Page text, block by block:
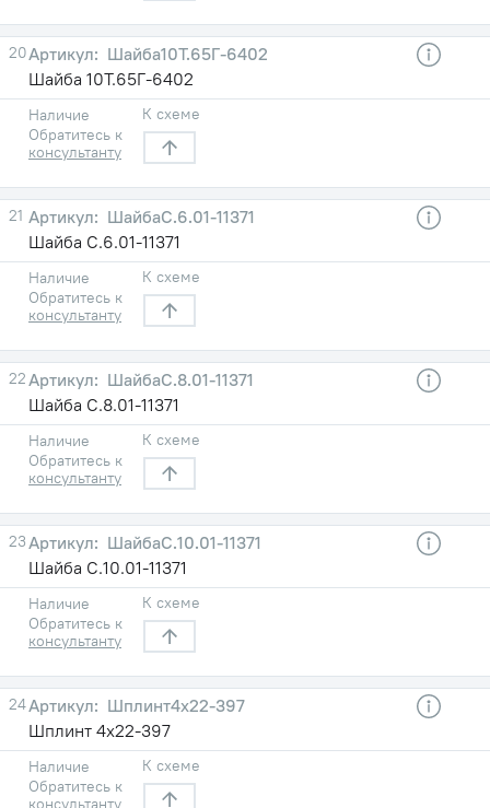
20
Шайба10Т.65Г-6402
Шайба 10Т.65Г-6402
Наличие
Обратитесь к
консультанту
К схеме
21
ШайбаС.6.01-11371
Шайба С.6.01-11371
Наличие
Обратитесь к
консультанту
К схеме
22
ШайбаС.8.01-11371
Шайба С.8.01-11371
Наличие
Обратитесь к
консультанту
К схеме
23
ШайбаС.10.01-11371
Шайба С.10.01-11371
Наличие
Обратитесь к
консультанту
К схеме
24
Шплинт4х22-397
Шплинт 4х22-397
Наличие
Обратитесь к
консультанту
К схеме